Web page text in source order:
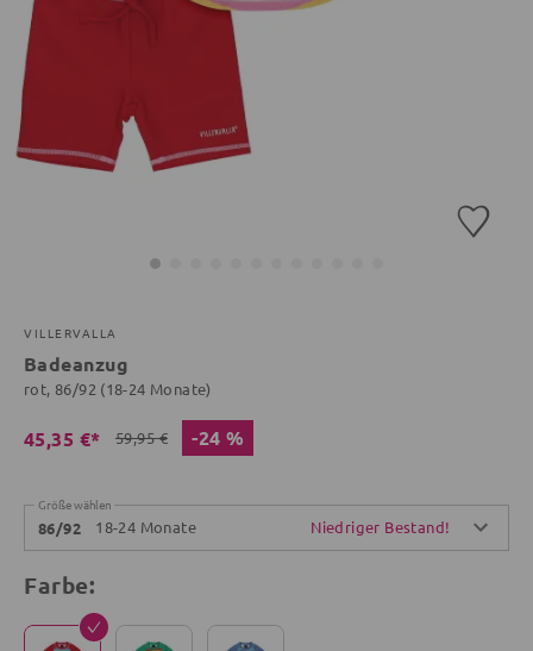
VILLERVALLA
Badeanzug
rot, 86/92 (18-24 Monate)
45,35 €* 59,95 € -24 %
Größe wählen
86/92 18-24 Monate Niedriger Bestand!
Farbe: